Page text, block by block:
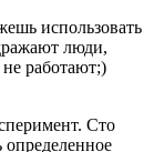
использовать
люди,
работают;)
Сто
определенное